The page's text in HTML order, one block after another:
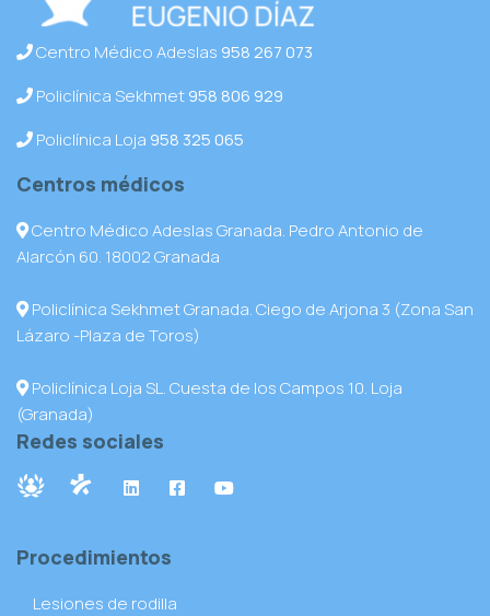
Centro Médico Adeslas 958 267 073
Policlínica Sekhmet958 806 929
Policlínica Loja 958 325 065
Centros médicos
Centro Médico Adeslas Granada. Pedro Antonio de
Alarcón 60. 18002 Granada
Policlínica Sekhmet Granada. Ciego de Arjona 3 (Zona San
Lázaro -Plaza de Toros)
Policlínica Loja SL. Cuesta de los Campos 10. Loja
(Granada)
Redes sociales
Procedimientos
Lesiones de rodilla